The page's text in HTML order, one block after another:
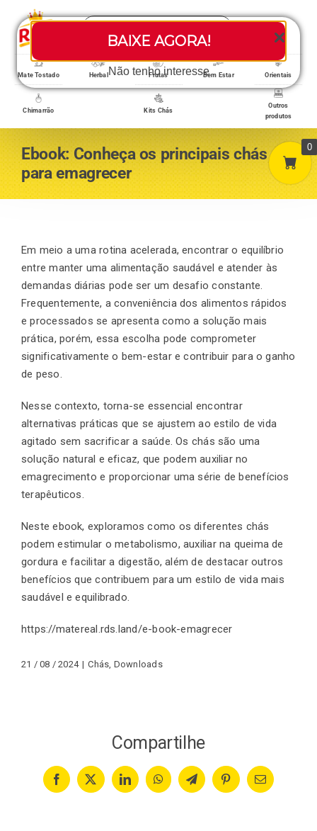
BAIXE AGORA!
Não tenho interesse
content
Search
Toggle
Loja/Produtos
Home
A empresa
Minha conta
Carrinho
Finalização de compra
Exportação
Blog
Contato
Mate Tostado Herbal Frutas Bem Estar Orientais
Chimarrão Kits Chás
Outros
produtos
Ebook: Conheça os principais chás
para emagrecer
Em meio a uma rotina acelerada, encontrar o equilíbrio
entre manter uma alimentação saudável e atender às
demandas diárias pode ser um desafio constante.
Frequentemente, a conveniência dos alimentos rápidos
e processados se apresenta como a solução mais
prática, porém, essa escolha pode comprometer
significativamente o bem-estar e contribuir para o ganho
de peso.
Nesse contexto, torna-se essencial encontrar
alternativas práticas que se ajustem ao estilo de vida
agitado sem sacrificar a saúde. Os chás são uma
solução natural e eficaz, que podem auxiliar no
emagrecimento e proporcionar uma série de benefícios
terapêuticos.
Neste ebook, exploramos como os diferentes chás
podem estimular o metabolismo, auxiliar na queima de
gordura e facilitar a digestão, além de destacar outros
benefícios que contribuem para um estilo de vida mais
saudável e equilibrado.
https://matereal.rds.land/e-book-emagrecer
21 / 08 / 2024 | Chás Downloads
Compartilhe
Facebook
X LinkedInWhatsAppTelegramPinterestEmail
0